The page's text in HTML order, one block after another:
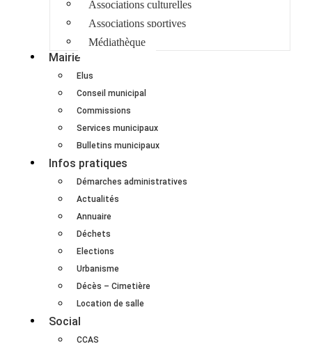
Associations culturelles
Associations sportives
Médiathèque
Mairie
Elus
Conseil municipal
Commissions
Services municipaux
Bulletins municipaux
Infos pratiques
Démarches administratives
Actualités
Annuaire
Déchets
Elections
Urbanisme
Décès – Cimetière
Location de salle
Social
CCAS